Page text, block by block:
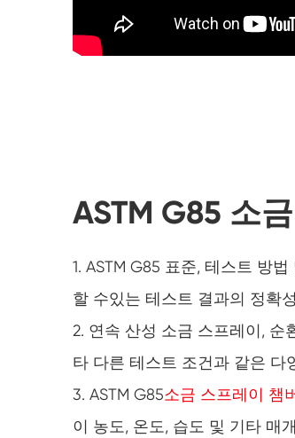
ASTM G85 소
1. ASTM G85 표준, 테스트 방
할 수있는 테스트 결과의 정확
2. 연속 산성 소금 스프레이, 순
타 다른 테스트 조건과 같은 다
3. ASTM G85소금 스프레이 챔
이 농도, 온도, 습도 및 기타 매